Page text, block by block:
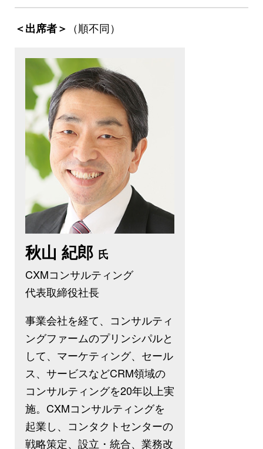
＜出席者＞ （順不同）
秋山 紀郎 氏
CXMコンサルティング
代表取締役社長
事業会社を経て、コンサルティ
ングファームのプリンシパルと
して、マーケティング、セール
ス、サービスなどCRM領域の
コンサルティングを20年以上実
施。CXMコンサルティングを
起業し、コンタクトセンターの
戦略策定、設立・統合、業務改